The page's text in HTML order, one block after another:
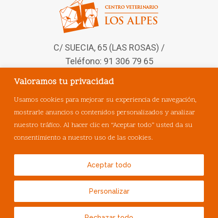
Valoramos tu privacidad
Usamos cookies para mejorar su experiencia de navegación,
mostrarle anuncios o contenidos personalizados y analizar
nuestro tráfico. Al hacer clic en “Aceptar todo” usted da su
consentimiento a nuestro uso de las cookies.
Personalizar
Aceptar todo
C/ SUECIA, 65 (LAS ROSAS) /
Teléfono: 91 306 79 65
Síguenos en nuestras redes
sociales